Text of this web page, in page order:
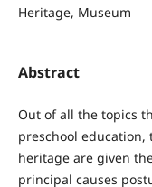
Heritage, Museum
Abstract
Out of all the topics
preschool
heritage are given
principal causes